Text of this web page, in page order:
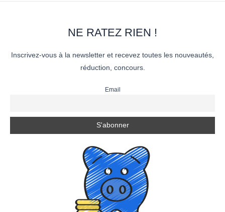
NE RATEZ RIEN !
Inscrivez-vous à la newsletter et recevez toutes les nouveautés,
réduction, concours.
Email